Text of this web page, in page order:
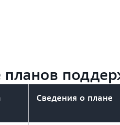
планов
Сведения о плане